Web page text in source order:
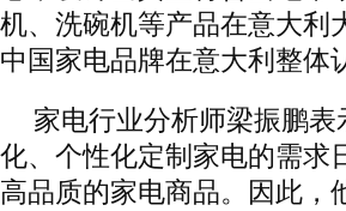
机、洗碗机等产品在意大利
中国家电品牌在意大利整体
家电行业分析师梁振鹏
化、个性化定制家电的需求
高品质的家电商品。因此，